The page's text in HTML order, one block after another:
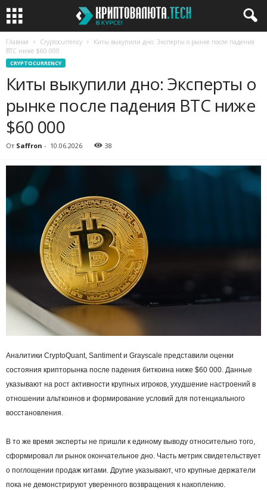
Главная Cryptocurrency
Киты выкупили дно: Эксперты о рынке после падения
BTC ниже $60 000
CRYPTOCURRENCY
Киты выкупили дно: Эксперты о
рынке после падения BTC ниже
$60 000
От Saffron - 10.06.2026 38
Аналитики CryptoQuant, Santiment и Grayscale представили оценки
состояния крипторынка после падения биткоина ниже $60 000. Данные
указывают на рост активности крупных игроков, ухудшение настроений в
отношении альткоинов и формирование условий для потенциального
восстановления.
В то же время эксперты не пришли к единому выводу относительно того,
сформировал ли рынок окончательное дно. Часть метрик свидетельствует
о поглощении продаж китами. Другие указывают, что крупные держатели
пока не демонстрируют уверенного возвращения к накоплению.